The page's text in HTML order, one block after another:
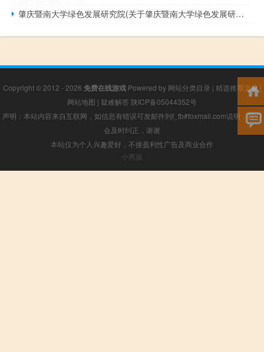
肇庆暨南大学绿色发展研究院(关于肇庆暨南大学绿色发展研究院简述)
Copyright © 2012 - 2026 免费在线游戏Powered by 网站分类目录 | 精选推荐文章|
网站地图 | 疑难解答 陕ICP备05044352号
声明：本站内容来自互联网，如信息有错误可发邮件到f_fb#foxmail.com说明，我们
会及时纠正，谢谢
本站仅为个人兴趣爱好，不接盈利性广告及商业合作
小男孩